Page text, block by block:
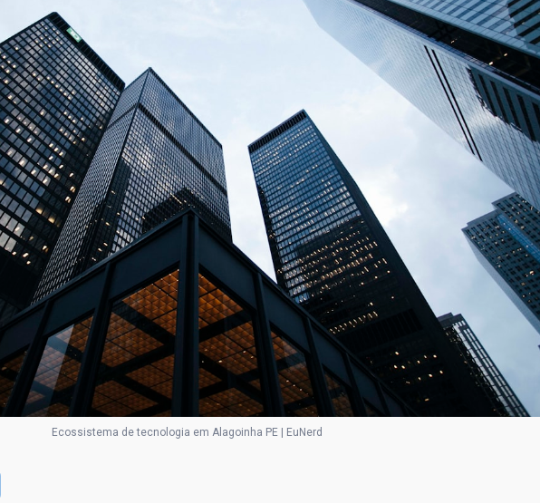
Ecossistema de tecnologia em Alagoinha PE | EuNerd